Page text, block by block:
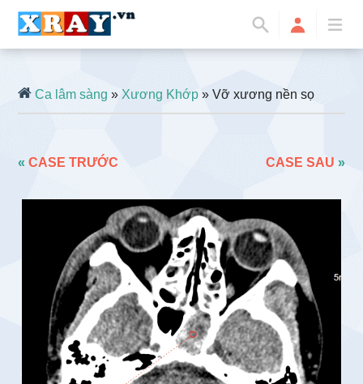
Ca lâm sàng »Xương Khớp » Vỡ xương nền sọ
«CASE TRƯỚC CASE SAU »